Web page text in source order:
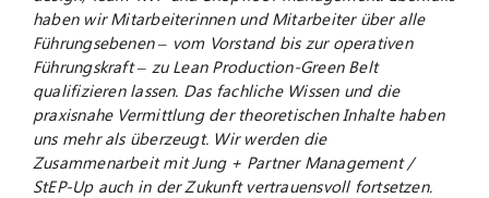
haben wir Mitarbeiterinnen und Mitarbeiter über alle
Führungsebenen – vom Vorstand bis zur operativen
Führungskraft – zu Lean Production-Green Belt
qualifizieren lassen. Das fachliche Wissen und die
praxisnahe Vermittlung der theoretischen Inhalte haben
uns mehr als überzeugt. Wir werden die
Zusammenarbeit mit Jung + Partner Management /
StEP-Up auch in der Zukunft vertrauensvoll fortsetzen.